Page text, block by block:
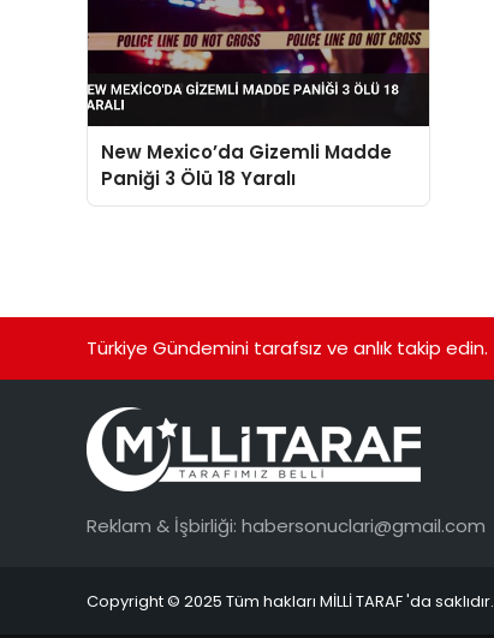
New Mexico’da Gizemli Madde
Paniği 3 Ölü 18 Yaralı
Türkiye Gündemini tarafsız ve anlık takip edin.
Reklam & İşbirliği: habersonuclari@gmail.com
Copyright © 2025 Tüm hakları MİLLİ TARAF 'da saklıdır.